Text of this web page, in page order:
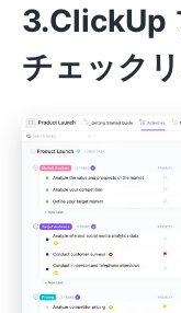
3.ClickUp
チェック